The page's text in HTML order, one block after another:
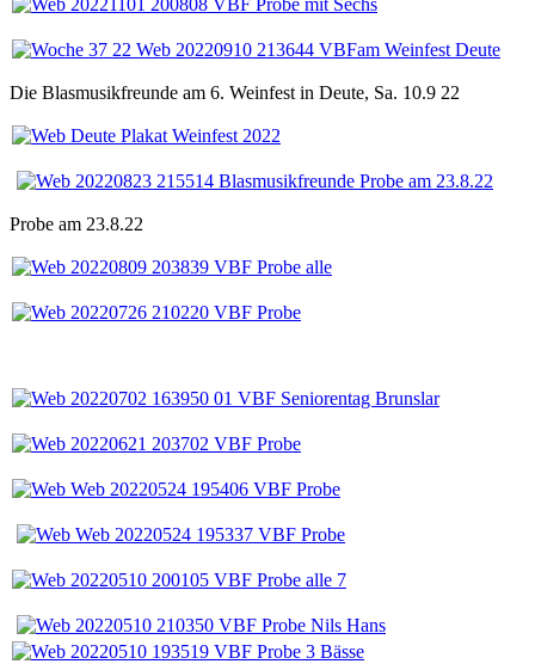
Die Blasmusikfreunde am 6. Weinfest in Deute, Sa. 10.9 22
Probe am 23.8.22